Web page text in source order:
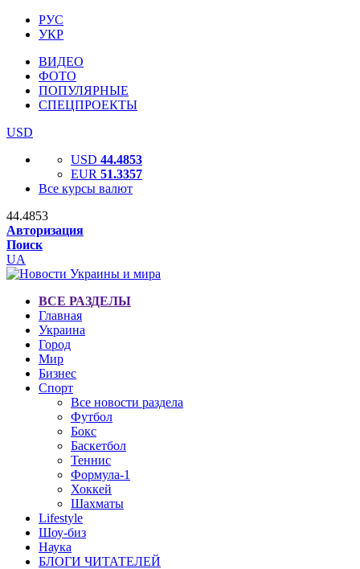
РУС
УКР
ВИДЕО
ФОТО
ПОПУЛЯРНЫЕ
СПЕЦПРОЕКТЫ
USD
USD 44.4853
EUR 51.3357
Все курсы валют
44.4853
Авторизация
Поиск
UA
ВСЕ РАЗДЕЛЫ
Главная
Украина
Город
Мир
Бизнес
Спорт
Все новости раздела
Футбол
Бокс
Баскетбол
Теннис
Формула-1
Хоккей
Шахматы
Lifestyle
Шоу-биз
Наука
БЛОГИ ЧИТАТЕЛЕЙ